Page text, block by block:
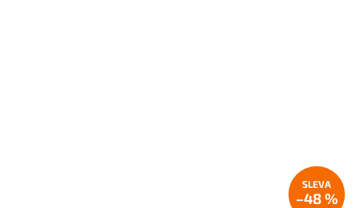
–48 %